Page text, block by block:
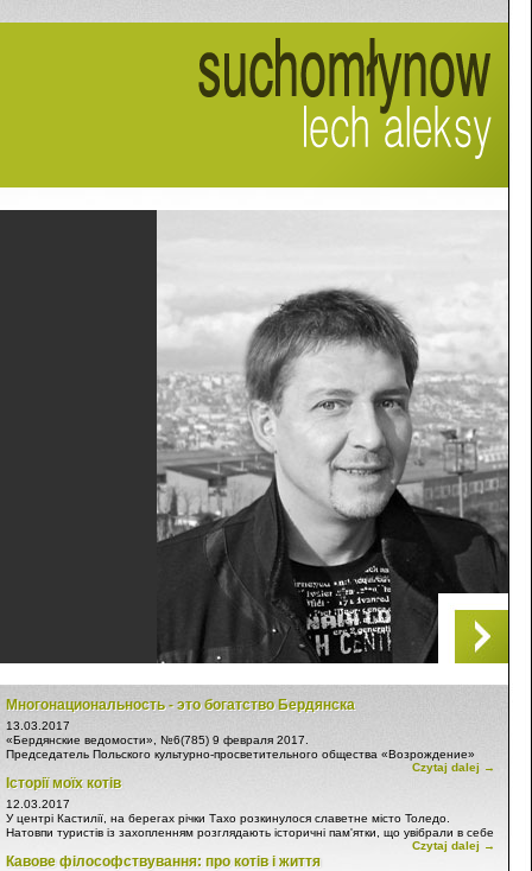
Многонациональность - это богатство Бердянска
13.03.2017
«Бердянские ведомости», №6(785) 9 февраля 2017.
Председатель Польского культурно-просветительного общества «Возрождение»
Алексей Сухомлинов: «Многонациональность - это богатство Бердянска»
Интервью.
Czytaj dalej →
Історії моїх котів
12.03.2017
У центрі Кастилії, на берегах річки Тахо розкинулося славетне місто Толедо.
Натовпи туристів із захопленням розглядають історичні пам'ятки, що увібрали в себе
найкраще з багатьох культур і двох цивілізацій. Тут, як і в багатьох містах
Іберійського півострова, берберсько-ісламська культура накладається на
Czytaj dalej →
Кавове філософствування: про котів і життя